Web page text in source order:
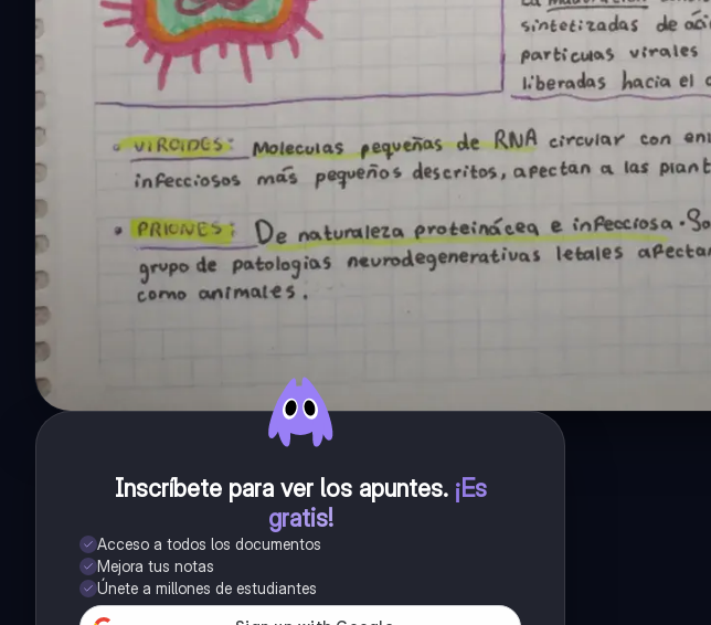
Inscríbete para ver los apuntes. ¡Es
gratis!
Acceso a todos los documentos
Mejora tus notas
Únete a millones de estudiantes